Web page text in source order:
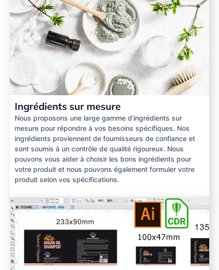
Ingrédients sur mesure
Nous proposons une large gamme d’ingrédients sur
mesure pour répondre à vos besoins spécifiques. Nos
ingrédients proviennent de fournisseurs de confiance et
sont soumis à un contrôle de qualité rigoureux. Nous
pouvons vous aider à choisir les bons ingrédients pour
votre produit et nous pouvons également formuler votre
produit selon vos spécifications.